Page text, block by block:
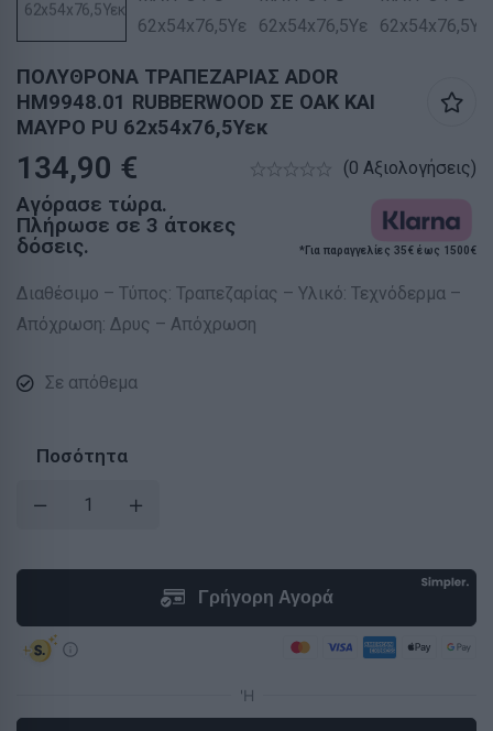
ΠΟΛΥΘΡΟΝΑ ΤΡΑΠΕΖΑΡΙΑΣ ADOR
HM9948.01 RUBBERWOOD ΣΕ ΟΑΚ ΚΑΙ
ΜΑΥΡΟ PU 62x54x76,5Υεκ
134,90 € (0 Αξιολογήσεις)
Αγόρασε τώρα.
Πλήρωσε σε 3 άτοκες
δόσεις.
*Για παραγγελίες 35€ έως 1500€
Διαθέσιμο – Τύπος: Τραπεζαρίας – Υλικό: Τεχνόδερμα –
Απόχρωση: Δρυς – Απόχρωση
Σε απόθεμα
Ποσότητα